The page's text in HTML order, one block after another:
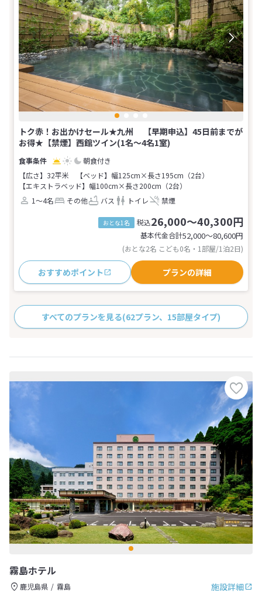
トク赤！お出かけセール★九州 【早期申込】45日前までが
お得★【禁煙】西館ツイン(1名～4名1室)
朝食付き
【広さ】32平米
【ベッド】幅125cm×長さ195cm（2台）
【エキストラベッド】幅100cm×長さ200cm（2台）
1～4名
その他 バス トイレ 禁煙
おとな1名 税込26,000～40,300円
基本代金合計52,000〜80,600円
(おとな2名 こども0名・1部屋/1泊2日)
おすすめポイント プランの詳細
すべてのプランを見る(62プラン、15部屋タイプ)
霧島ホテル
施設詳細
鹿児島県
霧島